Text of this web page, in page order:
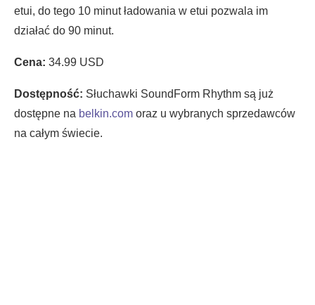
etui, do tego 10 minut ładowania w etui pozwala im
działać do 90 minut.
Cena: 34.99 USD
Dostępność: Słuchawki SoundForm Rhythm są już
dostępne na belkin.com oraz u wybranych sprzedawców
na całym świecie.